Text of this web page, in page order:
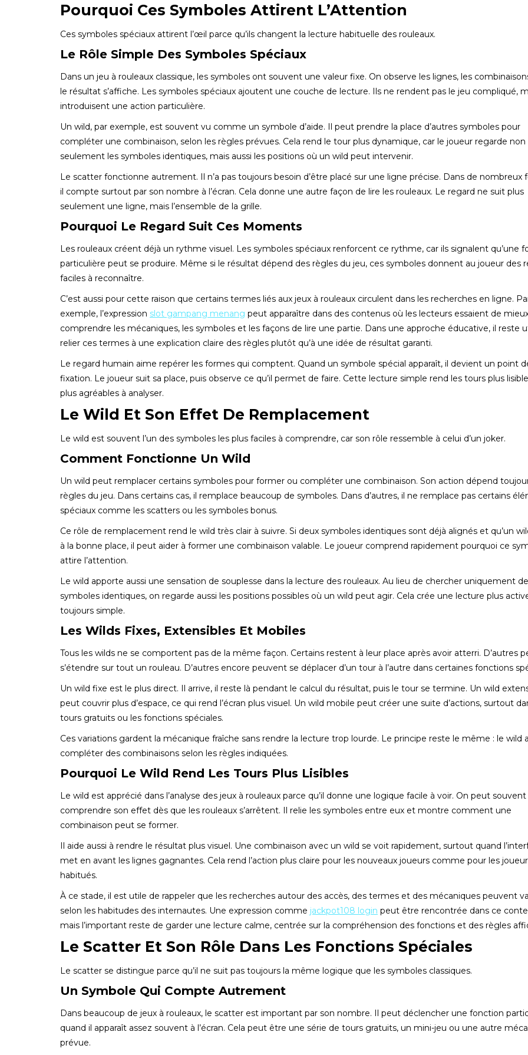
Pourquoi Ces Symboles Attirent L’Attention
Ces symboles spéciaux attirent l’œil parce qu’ils changent la lecture habituelle des rouleaux.
Le Rôle Simple Des Symboles Spéciaux
Dans un jeu à rouleaux classique, les symboles ont souvent une valeur fixe. On observe les lignes, les
le résultat s’affiche. Les symboles spéciaux ajoutent une couche de lecture. Ils ne rendent pas le jeu compliqué,
introduisent une action particulière.
Un wild, par exemple, est souvent vu comme un symbole d’aide. Il peut prendre la place d’autres symboles pour
compléter une combinaison, selon les règles prévues. Cela rend le tour plus dynamique, car le joueur regarde non
seulement les symboles identiques, mais aussi les positions où un wild peut intervenir.
Le scatter fonctionne autrement. Il n’a pas toujours besoin d’être placé sur une ligne précise. Dans de nombreux
il compte surtout par son nombre à l’écran. Cela donne une autre façon de lire les rouleaux. Le regard ne suit plus
seulement une ligne, mais l’ensemble de la grille.
Pourquoi Le Regard Suit Ces Moments
Les rouleaux créent déjà un rythme visuel. Les symboles spéciaux renforcent ce rythme, car ils signalent qu’une
particulière peut se produire. Même si le résultat dépend des règles du jeu, ces symboles donnent au joueur des
faciles à reconnaître.
C’est aussi pour cette raison que certains termes liés aux jeux à rouleaux circulent dans les recherches en ligne.
exemple, l’expression slot gampang menang peut apparaître dans des contenus où les lecteurs essaient de
comprendre les mécaniques, les symboles et les façons de lire une partie. Dans une approche éducative, il reste
relier ces termes à une explication claire des règles plutôt qu’à une idée de résultat garanti.
Le regard humain aime repérer les formes qui comptent. Quand un symbole spécial apparaît, il devient un point
fixation. Le joueur suit sa place, puis observe ce qu’il permet de faire. Cette lecture simple rend les tours plus
plus agréables à analyser.
Le Wild Et Son Effet De Remplacement
Le wild est souvent l’un des symboles les plus faciles à comprendre, car son rôle ressemble à celui d’un joker.
Comment Fonctionne Un Wild
Un wild peut remplacer certains symboles pour former ou compléter une combinaison. Son action dépend
règles du jeu. Dans certains cas, il remplace beaucoup de symboles. Dans d’autres, il ne remplace pas certains
spéciaux comme les scatters ou les symboles bonus.
Ce rôle de remplacement rend le wild très clair à suivre. Si deux symboles identiques sont déjà alignés et qu’un
à la bonne place, il peut aider à former une combinaison valable. Le joueur comprend rapidement pourquoi ce
attire l’attention.
Le wild apporte aussi une sensation de souplesse dans la lecture des rouleaux. Au lieu de chercher uniquement
symboles identiques, on regarde aussi les positions possibles où un wild peut agir. Cela crée une lecture plus
toujours simple.
Les Wilds Fixes, Extensibles Et Mobiles
Tous les wilds ne se comportent pas de la même façon. Certains restent à leur place après avoir atterri. D’autres
s’étendre sur tout un rouleau. D’autres encore peuvent se déplacer d’un tour à l’autre dans certaines fonctions
Un wild fixe est le plus direct. Il arrive, il reste là pendant le calcul du résultat, puis le tour se termine. Un wild
peut couvrir plus d’espace, ce qui rend l’écran plus visuel. Un wild mobile peut créer une suite d’actions, surtout
tours gratuits ou les fonctions spéciales.
Ces variations gardent la mécanique fraîche sans rendre la lecture trop lourde. Le principe reste le même : le wild
compléter des combinaisons selon les règles indiquées.
Pourquoi Le Wild Rend Les Tours Plus Lisibles
Le wild est apprécié dans l’analyse des jeux à rouleaux parce qu’il donne une logique facile à voir. On peut souvent
comprendre son effet dès que les rouleaux s’arrêtent. Il relie les symboles entre eux et montre comment une
combinaison peut se former.
Il aide aussi à rendre le résultat plus visuel. Une combinaison avec un wild se voit rapidement, surtout quand
met en avant les lignes gagnantes. Cela rend l’action plus claire pour les nouveaux joueurs comme pour les
habitués.
À ce stade, il est utile de rappeler que les recherches autour des accès, des termes et des mécaniques peuvent
selon les habitudes des internautes. Une expression comme jackpot108 login peut être rencontrée dans ce
mais l’important reste de garder une lecture calme, centrée sur la compréhension des fonctions et des règles
Le Scatter Et Son Rôle Dans Les Fonctions Spéciales
Le scatter se distingue parce qu’il ne suit pas toujours la même logique que les symboles classiques.
Un Symbole Qui Compte Autrement
Dans beaucoup de jeux à rouleaux, le scatter est important par son nombre. Il peut déclencher une fonction
quand il apparaît assez souvent à l’écran. Cela peut être une série de tours gratuits, un mini-jeu ou une autre
prévue.